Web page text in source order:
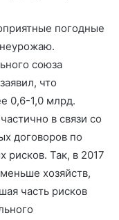
погодные
союза
что
0,6-1,0 млрд.
в связи со
договоров по
рисков. Так, в 2017
хозяйств,
часть рисков